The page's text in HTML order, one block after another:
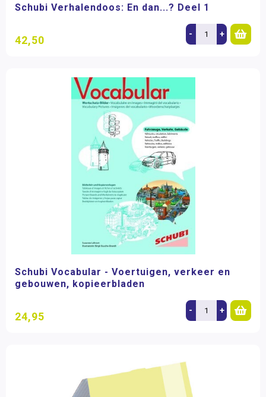
Schubi Verhalendoos: En dan...? Deel 1
42,50 - +
Schubi Vocabular - Voertuigen, verkeer en
gebouwen, kopieerbladen
24,95 - +